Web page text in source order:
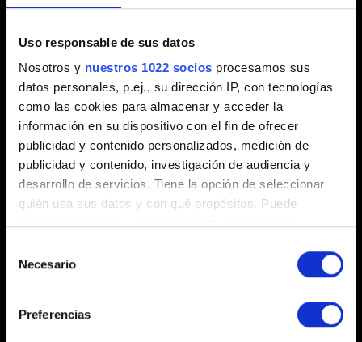
Uso responsable de sus datos
Nosotros y nuestros 1022 socios procesamos sus
datos personales, p.ej., su dirección IP, con tecnologías
como las cookies para almacenar y acceder la
información en su dispositivo con el fin de ofrecer
publicidad y contenido personalizados, medición de
publicidad y contenido, investigación de audiencia y
desarrollo de servicios. Tiene la opción de seleccionar
quién usa sus datos y con qué propósitos. Puede
el Menú de consentimiento.
Recopilar información sobre su ubicación
Necesario
Preferencias
Breve descripción del problema
Añadir archivo
Puedes adjuntar un archivo a tu informe, por ejemplo: una
captura de pantalla en caso de problemas con los gráficos.